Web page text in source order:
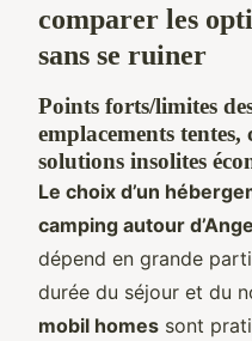
comparer les
sans se ruiner
Points forts/limites
emplacements
solutions insolites
Le choix d’un
camping autour
dépend en grande
durée du séjour et du
mobil homes sont